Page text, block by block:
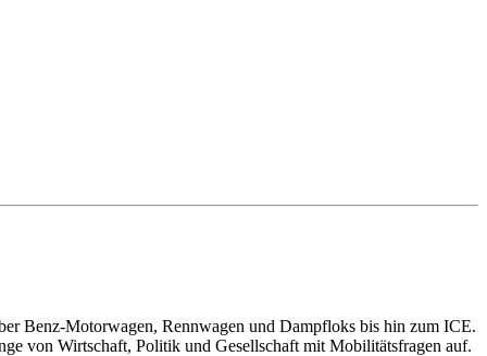
Benz-Motorwagen, Rennwagen und Dampfloks bis hin zum ICE.
von Wirtschaft, Politik und Gesellschaft mit Mobilitätsfragen auf.